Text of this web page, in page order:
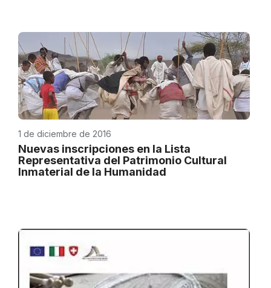
1 de diciembre de 2016
Nuevas inscripciones en la Lista
Representativa del Patrimonio Cultural
Inmaterial de la Humanidad